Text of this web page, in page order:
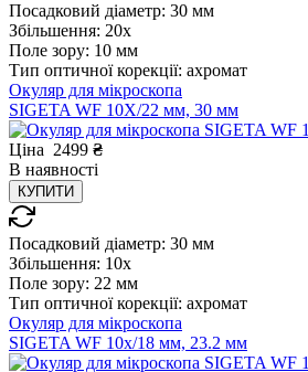
Посадковий діаметр: 30 мм
Збільшення: 20x
Поле зору: 10 мм
Тип оптичної корекції: ахромат
Окуляр для мікроскопа
SIGETA WF 10X/22 мм, 30 мм
Ціна 2499 ₴
В наявності
КУПИТИ
Посадковий діаметр: 30 мм
Збільшення: 10x
Поле зору: 22 мм
Тип оптичної корекції: ахромат
Окуляр для мікроскопа
SIGETA WF 10x/18 мм, 23.2 мм